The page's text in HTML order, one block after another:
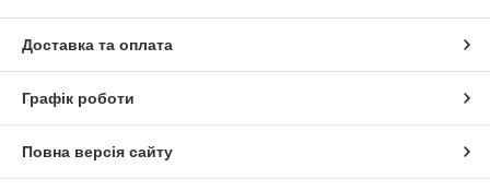
Доставка та оплата
Графік роботи
Повна версія сайту